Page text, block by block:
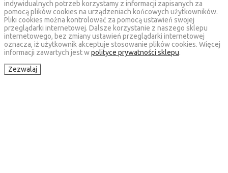
indywidualnych potrzeb korzystamy z informacji zapisanych za
pomocą plików cookies na urządzeniach końcowych użytkowników.
Pliki cookies można kontrolować za pomocą ustawień swojej
przeglądarki internetowej. Dalsze korzystanie z naszego sklepu
internetowego, bez zmiany ustawień przeglądarki internetowej
oznacza, iż użytkownik akceptuje stosowanie plików cookies. Więcej
informacji zawartych jest wpolityce prywatności sklepu.
Zezwalaj